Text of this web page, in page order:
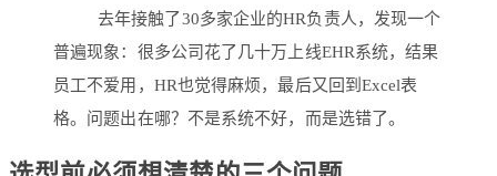
去年接触了30多家企业的HR负责人，发现一个
普遍现象：很多公司花了几十万上线EHR系统，结果
员工不爱用，HR也觉得麻烦，最后又回到Excel表
格。问题出在哪？不是系统不好，而是选错了。